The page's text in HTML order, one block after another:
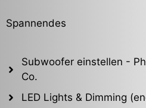
Spannendes
Subwoofer einstellen -
Co.
LED Lights & Dimming